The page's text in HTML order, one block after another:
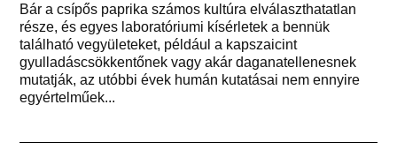
Bár a csípős paprika számos kultúra elválaszthatatlan
része, és egyes laboratóriumi kísérletek a bennük
található vegyületeket, például a kapszaicint
gyulladáscsökkentőnek vagy akár daganatellenesnek
mutatják, az utóbbi évek humán kutatásai nem ennyire
egyértelműek...